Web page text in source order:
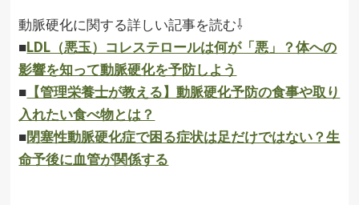
動脈硬化に関する詳しい記事を読む⇩
■LDL（悪玉）コレステロールは何が「悪」？体への
影響を知って動脈硬化を予防しよう
■ 【管理栄養士が教える】動脈硬化予防の食事や取り
入れたい食べ物とは？
■閉塞性動脈硬化症で困る症状は足だけではない？生
命予後に血管が関係する